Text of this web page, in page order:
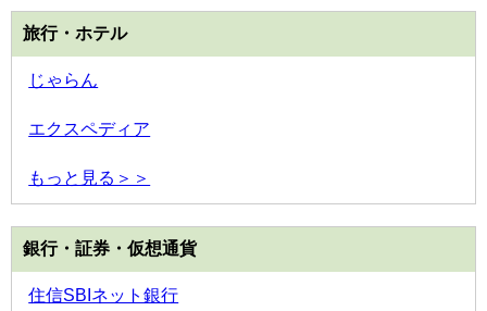
旅行・ホテル
じゃらん
エクスペディア
もっと見る＞＞
銀行・証券・仮想通貨
住信SBIネット銀行